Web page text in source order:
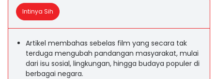
Intinya Sih
Artikel membahas sebelas film yang secara tak
terduga mengubah pandangan masyarakat, mulai
dari isu sosial, lingkungan, hingga budaya populer di
berbagai negara.